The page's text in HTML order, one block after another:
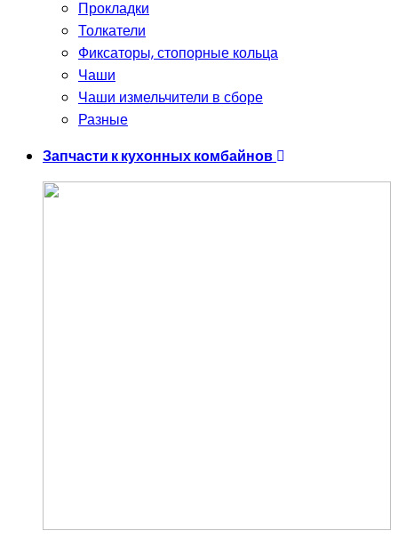
Прокладки
Толкатели
Фиксаторы, стопорные кольца
Чаши
Чаши измельчители в сборе
Разные
Запчасти к кухонных комбайнов